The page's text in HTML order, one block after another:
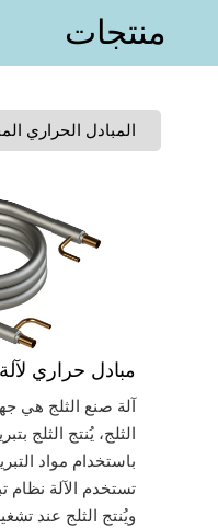
منتجات
المبادل الحراري
مبادل حراري
آلة صنع الثلج هي
الثلج، يُنتج الثلج
باستخدام مواد
تستخدم الآلة نظام
ويُنتج الثلج عند